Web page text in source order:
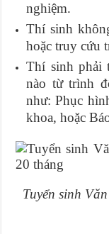
nghiệm.
Thí sinh
hoặc truy cứu
Thí sinh phải
nào từ trình
như: Phục
khoa, hoặc
Tuyển sinh